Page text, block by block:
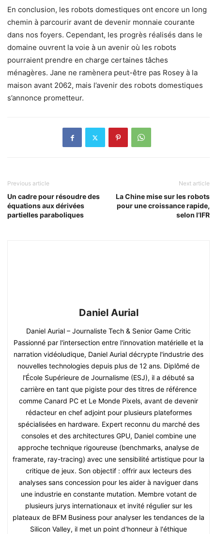
En conclusion, les robots domestiques ont encore un long
chemin à parcourir avant de devenir monnaie courante
dans nos foyers. Cependant, les progrès réalisés dans le
domaine ouvrent la voie à un avenir où les robots
pourraient prendre en charge certaines tâches
ménagères. Jane ne ramènera peut-être pas Rosey à la
maison avant 2062, mais l’avenir des robots domestiques
s’annonce prometteur.
Previous article
Un cadre pour résoudre des
équations aux dérivées
partielles paraboliques
Next article
La Chine mise sur les robots
pour une croissance rapide,
selon l’IFR
Daniel Aurial
Daniel Aurial – Journaliste Tech & Senior Game Critic
Passionné par l'intersection entre l'innovation matérielle et la
narration vidéoludique, Daniel Aurial décrypte l'industrie des
nouvelles technologies depuis plus de 12 ans. Diplômé de
l'École Supérieure de Journalisme (ESJ), il a débuté sa
carrière en tant que pigiste pour des titres de référence
comme Canard PC et Le Monde Pixels, avant de devenir
rédacteur en chef adjoint pour plusieurs plateformes
spécialisées en hardware. Expert reconnu du marché des
consoles et des architectures GPU, Daniel combine une
approche technique rigoureuse (benchmarks, analyse de
framerate, ray-tracing) avec une sensibilité artistique pour la
critique de jeux. Son objectif : offrir aux lecteurs des
analyses sans concession pour les aider à naviguer dans
une industrie en constante mutation. Membre votant de
plusieurs jurys internationaux et invité régulier sur les
plateaux de BFM Business pour analyser les tendances de la
Silicon Valley, il met un point d'honneur à l'éthique